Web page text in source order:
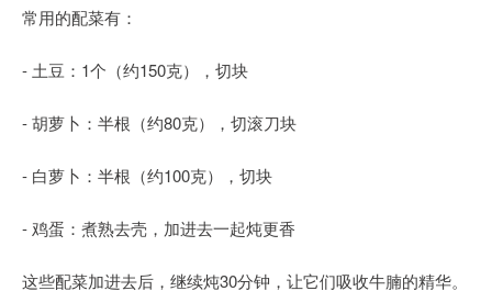
常用的配菜有：
- 土豆：1个（约150克），切块
- 胡萝卜：半根（约80克），切滚刀块
- 白萝卜：半根（约100克），切块
- 鸡蛋：煮熟去壳，加进去一起炖更香
这些配菜加进去后，继续炖30分钟，让它们吸收牛腩的精华。